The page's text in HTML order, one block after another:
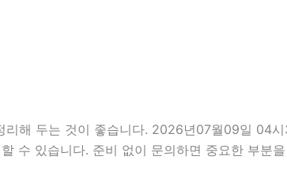
해 두는 것이 좋습니다. 2026년07월09일 04
수 있습니다. 준비 없이 문의하면 중요한 부분